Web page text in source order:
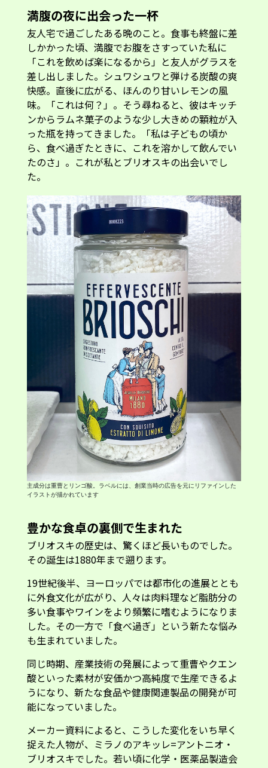
満腹の夜に出会った一杯
友人宅で過ごしたある晩のこと。食事も終盤に差
しかかった頃、満腹でお腹をさすっていた私に
「これを飲めば楽になるから」と友人がグラスを
差し出しました。シュワシュワと弾ける炭酸の爽
快感。直後に広がる、ほんのり甘いレモンの風
味。「これは何？」。そう尋ねると、彼はキッチ
ンからラムネ菓子のような少し大きめの顆粒が入
った瓶を持ってきました。「私は子どもの頃か
ら、食べ過ぎたときに、これを溶かして飲んでい
たのさ」。これが私とブリオスキの出会いでし
た。
主成分は重曹とリンゴ酸。ラベルには、創業当時の広告を元にリファインした
イラストが描かれています
豊かな食卓の裏側で生まれた
ブリオスキの歴史は、驚くほど長いものでした。
その誕生は1880年まで遡ります。
19世紀後半、ヨーロッパでは都市化の進展ととも
に外食文化が広がり、人々は肉料理など脂肪分の
多い食事やワインをより頻繁に嗜むようになりま
した。その一方で「食べ過ぎ」という新たな悩み
も生まれていました。
同じ時期、産業技術の発展によって重曹やクエン
酸といった素材が安価かつ高純度で生産できるよ
うになり、新たな食品や健康関連製品の開発が可
能になっていました。
メーカー資料によると、こうした変化をいち早く
捉えた人物が、ミラノのアキッレ=アントニオ・
ブリオスキでした。若い頃に化学・医薬品製造会